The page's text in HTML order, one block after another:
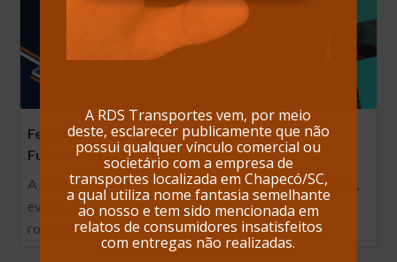
Fenatran 2024: RDS Conectando-se com o
Futuro do Transporte Rodoviário
A RDS Transportes marcou presença na Fenatran 2024,
evento de referência para o setor de transporte
rodoviário de cargas. Nossa equipe não apenas…
A RDS Transportes vem, por meio
deste, esclarecer publicamente que não
possui qualquer vínculo comercial ou
societário com a empresa de
transportes localizada em Chapecó/SC,
a qual utiliza nome fantasia semelhante
ao nosso e tem sido mencionada em
relatos de consumidores insatisfeitos
com entregas não realizadas.